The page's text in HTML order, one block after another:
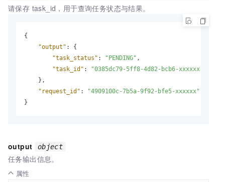
请保存 task_id，用于查询任务状态与结果。
{
"output" :
{
"task_status" : "PENDING" ,
"task_id" :
"0385dc79-5ff8-4d82-bcb6-xxxxxx"
} ,
"request_id" :
"4909100c-7b5a-9f92-bfe5-xxxxxx"
}
output object
任务输出信息。
属性